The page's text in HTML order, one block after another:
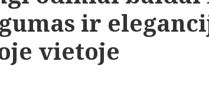
ir
vietoje